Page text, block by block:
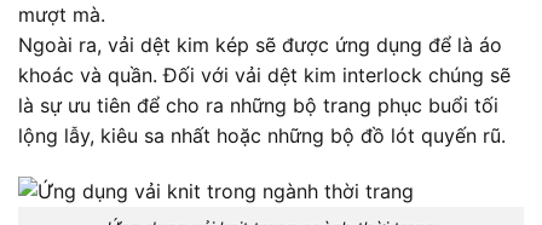
mượt mà.
Ngoài ra, vải dệt kim kép sẽ được ứng dụng để là áo
khoác và quần. Đối với vải dệt kim interlock chúng sẽ
là sự ưu tiên để cho ra những bộ trang phục buổi tối
lộng lẫy, kiêu sa nhất hoặc những bộ đồ lót quyến rũ.